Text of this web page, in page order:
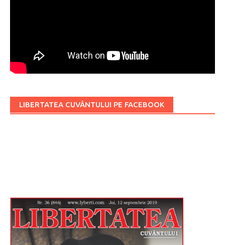
LIBERTATEA CUVÂNTULUI PE FACEBOOK